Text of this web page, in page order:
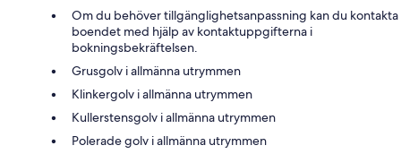
Om du behöver tillgänglighetsanpassning kan du kontakta
boendet med hjälp av kontaktuppgifterna i
bokningsbekräftelsen.
Grusgolv i allmänna utrymmen
Klinkergolv i allmänna utrymmen
Kullerstensgolv i allmänna utrymmen
Polerade golv i allmänna utrymmen